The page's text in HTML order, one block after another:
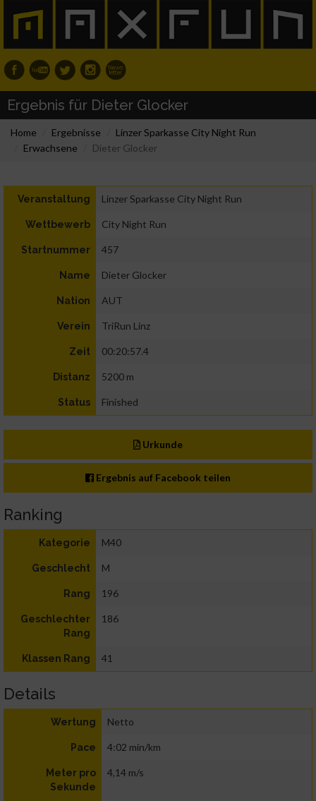
Ergebnis für Dieter Glocker
Home Ergebnisse
Linzer Sparkasse City Night Run
Erwachsene
Dieter Glocker
Veranstaltung Linzer Sparkasse City Night Run
Wettbewerb City Night Run
Startnummer 457
Name Dieter Glocker
Nation AUT
Verein TriRun Linz
Zeit 00:20:57.4
Distanz 5200 m
Status Finished
Urkunde
Ergebnis auf Facebook teilen
Ranking
Kategorie M40
Geschlecht M
Rang 196
Geschlechter
Rang
186
Klassen Rang 41
Details
Wertung Netto
Pace 4:02 min/km
Meter pro
Sekunde
4,14 m/s